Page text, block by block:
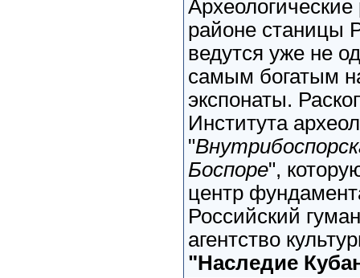
районе станицы
ведутся уже не
самым богатым
экспонаты.
Института
"
Боспоре",
центр
Российский
агентство
"Наследие